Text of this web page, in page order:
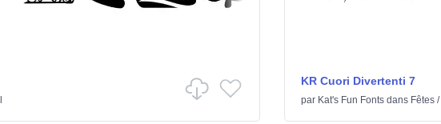
KR Cuori Divertenti 7
par Kat's Fun Fontsdans Fêtes/